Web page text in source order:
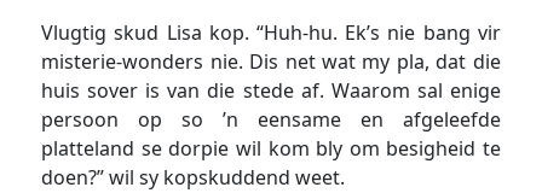
Vlugtig skud Lisa kop. “Huh-hu. Ek’s nie bang vir
misterie-wonders nie. Dis net wat my pla, dat die
huis sover is van die stede af. Waarom sal enige
persoon op so ’n eensame en afgeleefde
platteland se dorpie wil kom bly om besigheid te
doen?” wil sy kopskuddend weet.